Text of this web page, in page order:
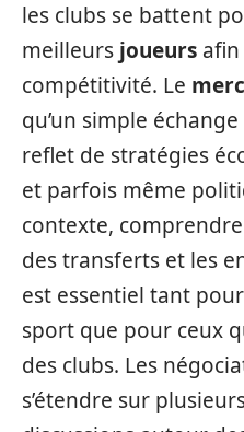
les clubs se battent
meilleurs joueurs
compétitivité. Le
qu’un simple
reflet de stratégies
et parfois même
contexte,
des transferts et les
est essentiel tant
sport que pour ceux
des clubs. Les
s’étendre sur